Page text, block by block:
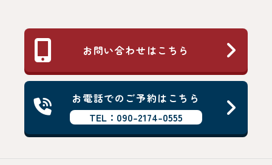
お問い合わせはこちら
お電話でのご予約はこちら
TEL：090-2174-0555